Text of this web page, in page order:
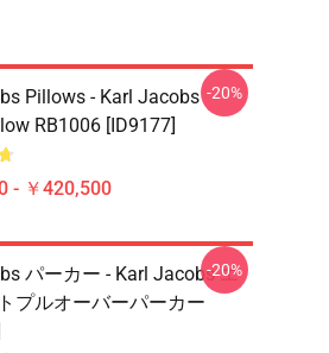
Pillows - Karl Jacobs
RB1006 [ID9177]
- ￥420,500
-20%
パーカー - Karl Jacobs エ
プルオーバーパーカー
-20%